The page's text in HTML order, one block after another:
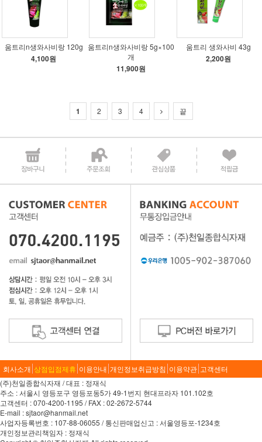
움트리n생와사비랑 120g
4,100원
움트리n생와사비랑 5g×100
개
11,900원
움트리 생와사비 43g
2,200원
1 2 3 4 끝
회사소개 상점입점제휴 이용안내 개인정보취급방침 이용약관 고객센터
(주)천일종합식자재 / 대표 : 정재식
주소 : 서울시 영등포구 영등포동5가 49-1번지 현대프라자 101.102호
고객센터 : 070-4200-1195 / FAX : 02-2672-5744
E-mail : sjtaor@hanmail.net
사업자등록번호 : 107-88-06055 / 통신판매업신고 : 서울영등포-1234호
개인정보관리책임자 : 정재식